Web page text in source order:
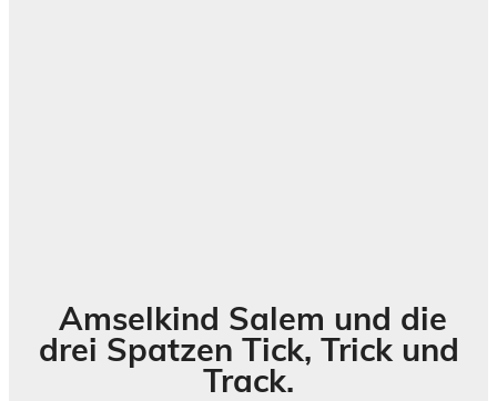
Amselkind Salem und die
drei Spatzen Tick, Trick und
Track.